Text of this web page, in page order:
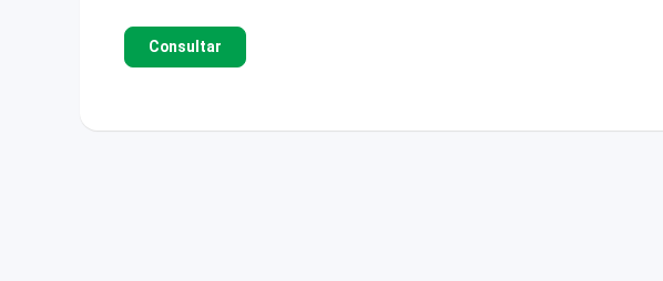
Consultar